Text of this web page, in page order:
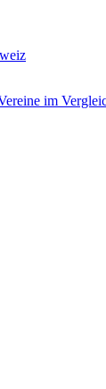
im